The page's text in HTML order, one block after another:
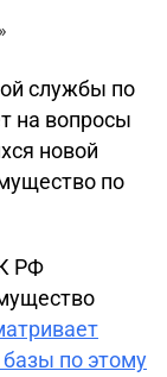
службы по
на вопросы
новой
по
РФ
по этому